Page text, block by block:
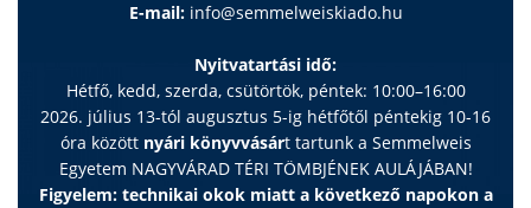
E-mail: info@semmelweiskiado.hu
Nyitvatartási idő:
Hétfő, kedd, szerda, csütörtök, péntek: 10:00–16:00
2026. július 13-tól augusztus 5-ig hétfőtől péntekig 10-16
óra között nyári könyvvásárt tartunk a Semmelweis
Egyetem NAGYVÁRAD TÉRI TÖMBJÉNEK AULÁJÁBAN!
Figyelem: technikai okok miatt a következő napokon a